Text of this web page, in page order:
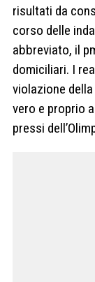
risultati da
corso delle
abbreviato, il
domiciliari. I
violazione
vero e proprio
pressi